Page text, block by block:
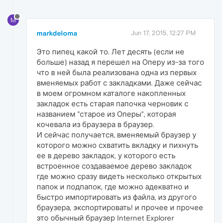
M
markdeloma Jun 17, 2015, 12:27 PM
Это пипец какой то. Лет десять (если не
больше) назад я перешел на Оперу из-за того
что в ней была реализована одна из первых
вменяемых работ с закладками. Даже сейчас
в моем огромном каталоге накопленных
закладок есть старая папочка черновик с
названием "старое из Оперы", которая
кочевала из браузера в браузер.
И сейчас получается, вменяемый браузер у
которого можно схватить вкладку и пихнуть
ее в дерево закладок, у которого есть
встроенное создаваемое дерево закладок
где можно сразу видеть несколько открытых
папок и подпапок, где можно адекватно и
быстро импортировать из файла, из другого
браузера, экспортировать! и прочее и прочее
это обычный браузер Internet Explorer